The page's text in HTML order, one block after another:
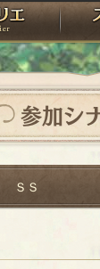
アトリ
参加シ
ＳＳ